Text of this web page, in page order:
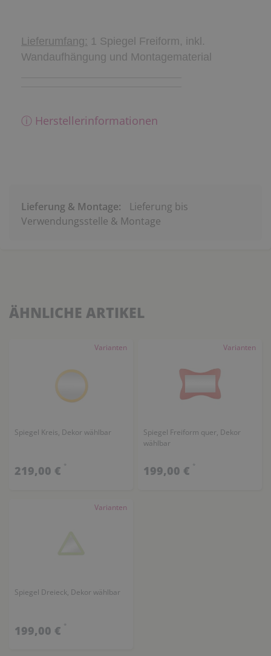
Lieferumfang: 1 Spiegel Freiform, inkl.
Wandaufhängung und Montagematerial
ⓘ Herstellerinformationen
Lieferung & Montage:
Lieferung bis
Verwendungsstelle & Montage
ÄHNLICHE ARTIKEL
Varianten
Spiegel Kreis, Dekor wählbar
219,00 € *
Varianten
Spiegel Freiform quer, Dekor
wählbar
199,00 € *
Varianten
Spiegel Dreieck, Dekor wählbar
199,00 € *